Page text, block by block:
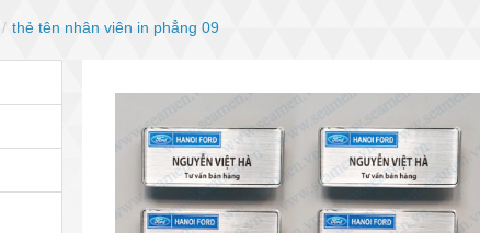
thẻ tên nhân viên in phẳng 09